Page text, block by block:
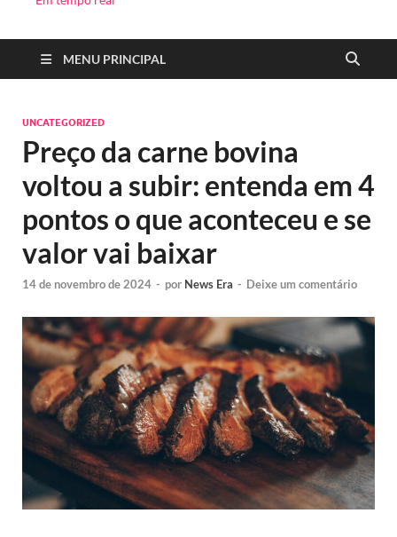
MENU PRINCIPAL
UNCATEGORIZED
Preço da carne bovina
voltou a subir: entenda em 4
pontos o que aconteceu e se
valor vai baixar
14 de novembro de 2024 - por News Era - Deixe um comentário